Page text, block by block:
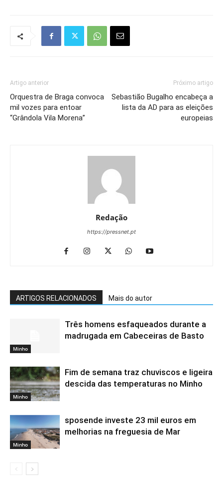
Artigo anterior
Orquestra de Braga convoca
mil vozes para entoar
“Grândola Vila Morena”
Próximo artigo
Sebastião Bugalho encabeça a
lista da AD para as eleições
europeias
Redação
https://pressnet.pt
ARTIGOS RELACIONADOS Mais do autor
Minho
Três homens esfaqueados durante a
madrugada em Cabeceiras de Basto
Minho
Fim de semana traz chuviscos e ligeira
descida das temperaturas no Minho
Minho
sposende investe 23 mil euros em
melhorias na freguesia de Mar